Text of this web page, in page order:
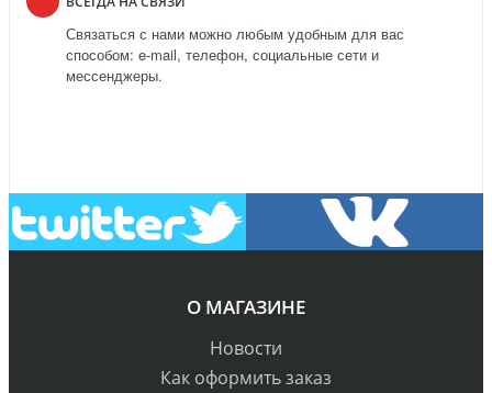
Связаться с нами можно любым удобным для вас
способом: e-mail, телефон, социальные сети и
мессенджеры.
О МАГАЗИНЕ
Новости
Как оформить заказ